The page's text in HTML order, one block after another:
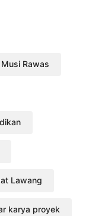
Rawas
Lawang
karya proyek